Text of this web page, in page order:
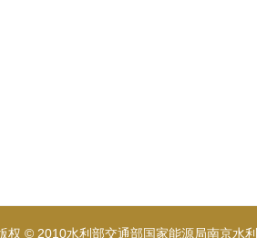
权 © 2010水利部交通部国家能源局南京水